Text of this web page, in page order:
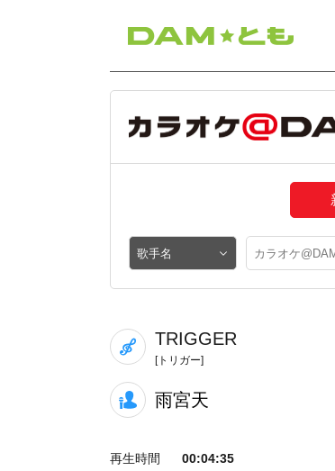
TRIGGER
[トリガー]
雨宮天
再生時間
00:04:35